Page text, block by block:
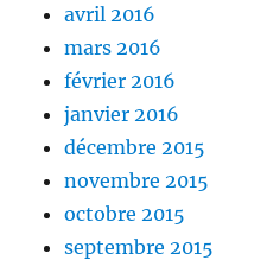
avril 2016
mars 2016
février 2016
janvier 2016
décembre 2015
novembre 2015
octobre 2015
septembre 2015